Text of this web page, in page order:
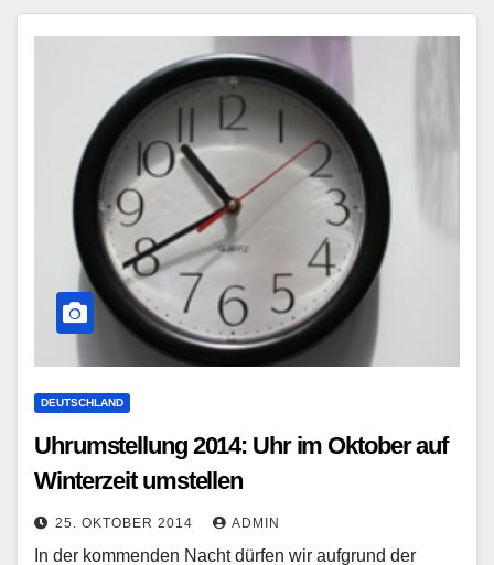
DEUTSCHLAND
Uhrumstellung 2014: Uhr im Oktober auf
Winterzeit umstellen
25. OKTOBER 2014 ADMIN
In der kommenden Nacht dürfen wir aufgrund der